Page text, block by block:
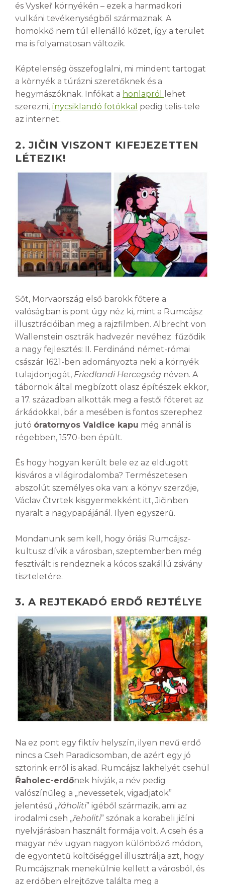
és Vyskeř környékén – ezek a harmadkori
vulkáni tevékenységből származnak. A
homokkő nem túl ellenálló kőzet, így a terület
ma is folyamatosan változik.
Képtelenség összefoglalni, mi mindent tartogat
a környék a túrázni szeretőknek és a
hegymászóknak. Infókat a honlapról
lehet
szerezni, ínycsiklandó fotókkal pedig telis-tele
az internet.
2. JIČIN VISZONT KIFEJEZETTEN
LÉTEZIK!
Sőt, Morvaország első barokk főtere a
valóságban is pont úgy néz ki, mint a Rumcájsz
illusztrációiban meg a rajzfilmben. Albrecht von
Wallenstein osztrák hadvezér nevéhez fűződik
a nagy fejlesztés: II. Ferdinánd német-római
császár 1621-ben adományozta neki a környék
tulajdonjogát, Friedlandi Hercegség néven. A
tábornok által megbízott olasz építészek ekkor,
a 17. században alkották meg a festői főteret az
árkádokkal, bár a mesében is fontos szerephez
jutó óratornyos Valdice kapu még annál is
régebben, 1570-ben épült.
És hogy hogyan került bele ez az eldugott
kisváros a világirodalomba? Természetesen
abszolút személyes oka van: a könyv szerzője,
Václav Čtvrtek kisgyermekként itt, Jičinben
nyaralt a nagypapájánál. Ilyen egyszerű.
Mondanunk sem kell, hogy óriási Rumcájsz-
kultusz dívik a városban, szeptemberben még
fesztivált is rendeznek a kócos szakállú zsivány
tiszteletére.
3. A REJTEKADÓ ERDŐ REJTÉLYE
Na ez pont egy fiktív helyszín, ilyen nevű erdő
nincs a Cseh Paradicsomban, de azért egy jó
sztorink erről is akad. Rumcájsz lakhelyét csehül
Řaholec-erdőnek hívják, a név pedig
valószínűleg a „nevessetek, vigadjatok”
jelentésű „řáholiti” igéből származik, ami az
irodalmi cseh „řeholiti” szónak a korabeli jičíni
nyelvjárásban használt formája volt. A cseh és a
magyar név ugyan nagyon különböző módon,
de egyöntetű költőiséggel illusztrálja azt, hogy
Rumcájsznak menekülnie kellett a városból, és
az erdőben elrejtőzve találta meg a